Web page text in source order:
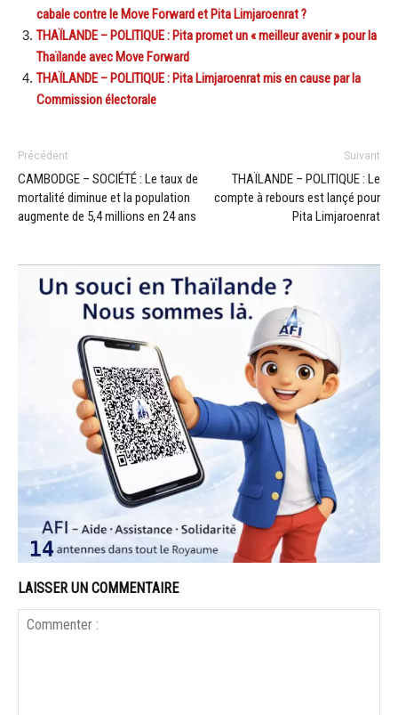
cabale contre le Move Forward et Pita Limjaroenrat ?
THAÏLANDE – POLITIQUE : Pita promet un « meilleur avenir » pour la
Thaïlande avec Move Forward
THAÏLANDE – POLITIQUE : Pita Limjaroenrat mis en cause par la
Commission électorale
Précédent
CAMBODGE – SOCIÉTÉ : Le taux de
mortalité diminue et la population
augmente de 5,4 millions en 24 ans
Suivant
THAÏLANDE – POLITIQUE : Le
compte à rebours est lançé pour
Pita Limjaroenrat
LAISSER UN COMMENTAIRE